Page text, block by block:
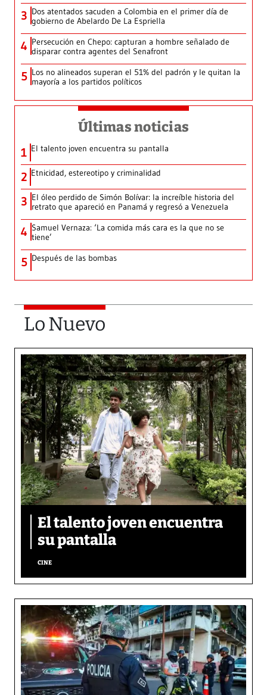
3 Dos atentados sacuden a Colombia en el primer día de
gobierno de Abelardo De La Espriella
4 Persecución en Chepo: capturan a hombre señalado de
disparar contra agentes del Senafront
5 Los no alineados superan el 51% del padrón y le quitan la
mayoría a los partidos políticos
Últimas noticias
1 El talento joven encuentra su pantalla​
2 Etnicidad, estereotipo y criminalidad
3 El óleo perdido de Simón Bolívar: la increíble historia del
retrato que apareció en Panamá y regresó a Venezuela
4 Samuel Vernaza: ‘La comida más cara es la que no se
tiene’
5 Después de las bombas
Lo Nuevo
El talento joven encuentra
su pantalla​
CINE